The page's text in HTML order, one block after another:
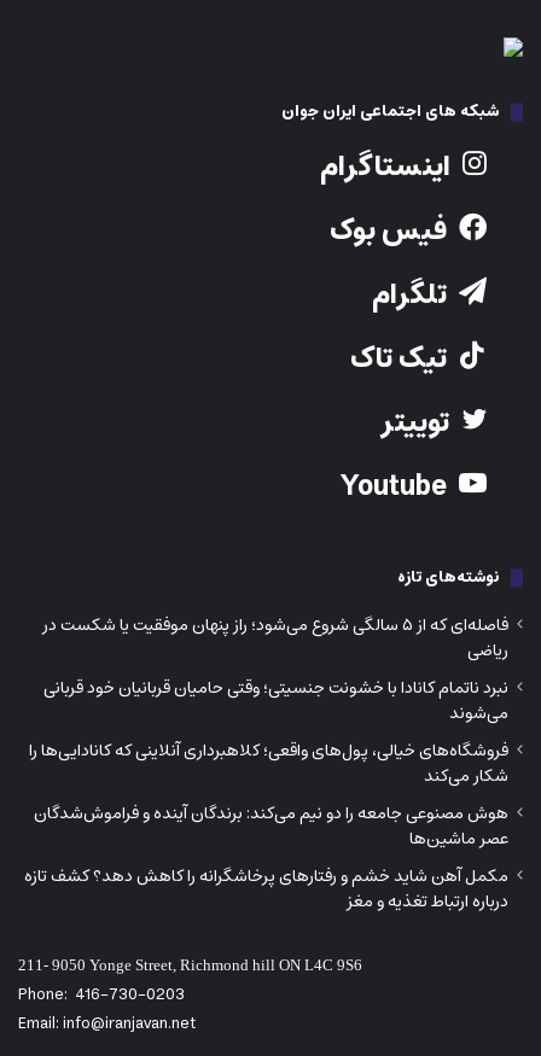
شبکه های اجتماعی ایران جوان
اینستاگرام
فیس بوک
تلگرام
تیک تاک
توییتر
نوشته‌های تازه
فاصله‌ای که از ۵ سالگی شروع می‌شود؛ راز پنهان موفقیت یا شکست در
ریاضی
نبرد ناتمام کانادا با خشونت جنسیتی؛ وقتی حامیان قربانیان خود قربانی
می‌شوند
فروشگاه‌های خیالی، پول‌های واقعی؛ کلاهبرداری آنلاینی که کانادایی‌ها را
شکار می‌کند
هوش مصنوعی جامعه را دو نیم می‌کند: برندگان آینده و فراموش‌شدگان
عصر ماشین‌ها
مکمل آهن شاید خشم و رفتارهای پرخاشگرانه را کاهش دهد؟ کشف تازه
درباره ارتباط تغذیه و مغز
211- 9050 Yonge Street, Richmond hill ON L4C 9S6
Phone: 416-730-0203
Email: info@iranjavan.net